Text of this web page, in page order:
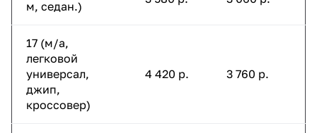
м, седан.)
17 (м/а,
легковой
универсал,
джип,
кроссовер)
4 420 р. 3 760 р.